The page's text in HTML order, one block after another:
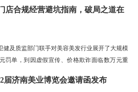
店合规经营避坑指南，破局之道在
健及质监部门联手对美容美发行业展开了大规模
罚单，到因虚假宣传、价格欺诈面临数万元重
届济南美业博览会邀请函发布